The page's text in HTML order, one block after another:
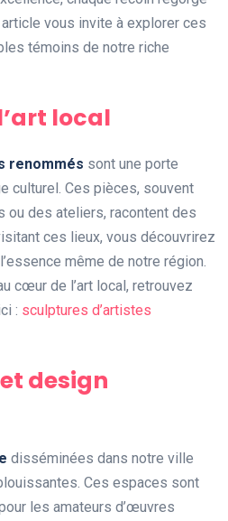
vous invite à explorer ces
témoins de notre riche
local
renommés sont une porte
culturel. Ces pièces, souvent
ou des ateliers, racontent des
ces lieux, vous découvrirez
même de notre région.
cœur de l’art local, retrouvez
: sculptures d’artistes
design
disséminées dans notre ville
Ces espaces sont
les amateurs d’œuvres